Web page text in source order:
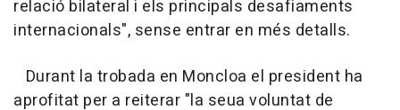
relació bilateral i els principals desafiaments
internacionals", sense entrar en més detalls.
Durant la trobada en Moncloa el president ha
aprofitat per a reiterar "la seua voluntat de